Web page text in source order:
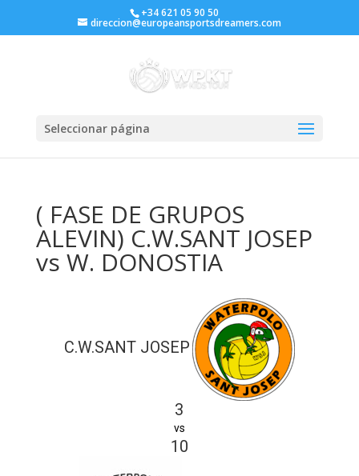
+34 621 05 90 50
direccion@europeansportsdreamers.com
Seleccionar página
( FASE DE GRUPOS
ALEVIN) C.W.SANT JOSEP
vs W. DONOSTIA
C.W.SANT JOSEP
3
vs
10